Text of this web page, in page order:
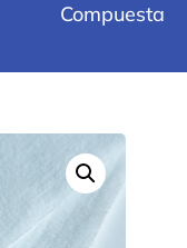
Compuesta